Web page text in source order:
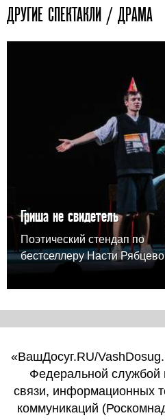
ДРУГИЕ СПЕКТАКЛИ / ДРАМА
Гриша не свидетель
Поэтический стендап по
бестселлеру Насти
«ВашДосуг.RU/
Федеральной службой
связи, информационных
коммуникаций